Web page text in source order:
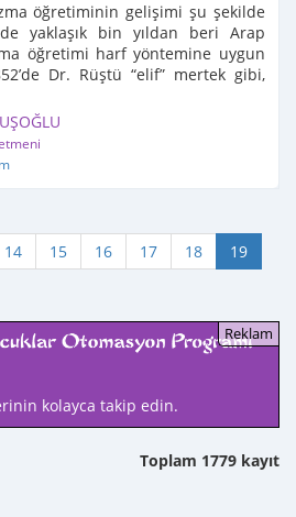
öğretiminin gelişimi şu şekilde
yaklaşık bin yıldan beri Arap
öğretimi harf yöntemine uygun
Dr. Rüştü “elif” mertek gibi,
14 15 16 17 18
19
kolayca takip edin.
Toplam 1779 kayıt